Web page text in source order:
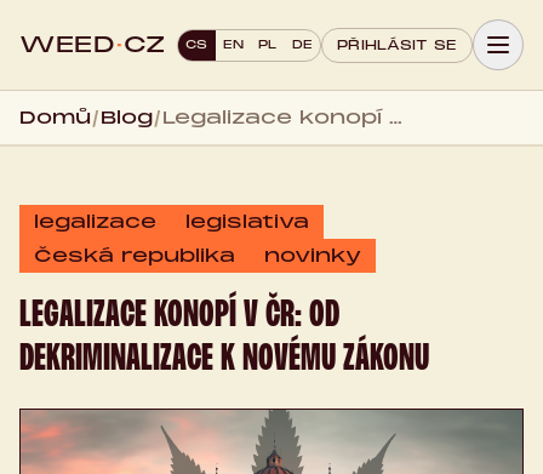
WEED·CZ CS EN PL DE PŘIHLÁSIT SE
Domů/Blog/ Legalizace konopí v ČR: Od dekriminalizace k novému zákonu
legalizace
legislativa
Česká republika
novinky
LEGALIZACE KONOPÍ V ČR: OD
DEKRIMINALIZACE K NOVÉMU ZÁKONU